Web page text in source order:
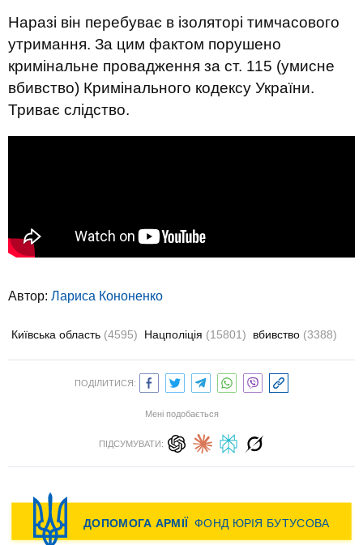
Наразі він перебуває в ізоляторі тимчасового
утримання. За цим фактом порушено
кримінальне провадження за ст. 115 (умисне
вбивство) Кримінального кодексу України.
Триває слідство.
Автор: Лариса Кононенко
Київська область (4595) Нацполіція (15801) вбивство (3388)
ПОДІЛИТИСЯ:
Мені подобається
ПІДСУМУВАТИ: